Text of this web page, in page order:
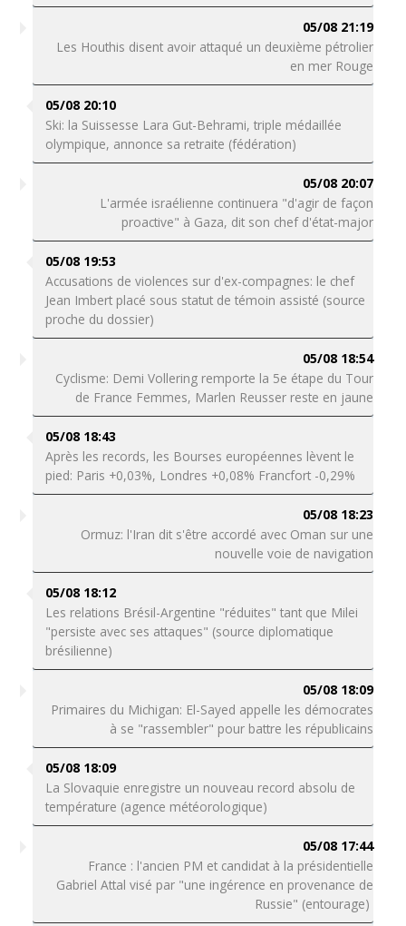
05/08 21:19
Les Houthis disent avoir attaqué un deuxième pétrolier
en mer Rouge
05/08 20:10
Ski: la Suissesse Lara Gut-Behrami, triple médaillée
olympique, annonce sa retraite (fédération)
05/08 20:07
L'armée israélienne continuera "d'agir de façon
proactive" à Gaza, dit son chef d'état-major
05/08 19:53
Accusations de violences sur d'ex-compagnes: le chef
Jean Imbert placé sous statut de témoin assisté (source
proche du dossier)
05/08 18:54
Cyclisme: Demi Vollering remporte la 5e étape du Tour
de France Femmes, Marlen Reusser reste en jaune
05/08 18:43
Après les records, les Bourses européennes lèvent le
pied: Paris +0,03%, Londres +0,08% Francfort -0,29%
05/08 18:23
Ormuz: l'Iran dit s'être accordé avec Oman sur une
nouvelle voie de navigation
05/08 18:12
Les relations Brésil-Argentine "réduites" tant que Milei
"persiste avec ses attaques" (source diplomatique
brésilienne)
05/08 18:09
Primaires du Michigan: El-Sayed appelle les démocrates
à se "rassembler" pour battre les républicains
05/08 18:09
La Slovaquie enregistre un nouveau record absolu de
température (agence météorologique)
05/08 17:44
France : l'ancien PM et candidat à la présidentielle
Gabriel Attal visé par "une ingérence en provenance de
Russie" (entourage)